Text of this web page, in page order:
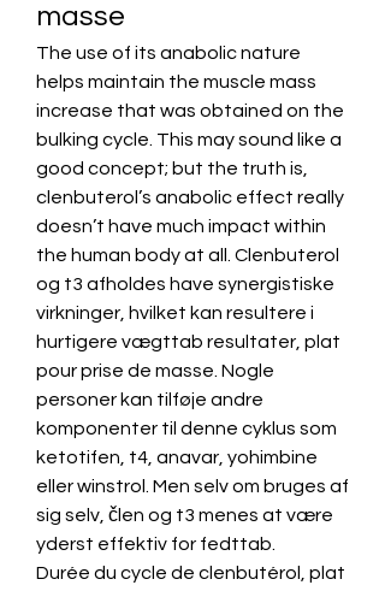
masse
The use of its anabolic nature
helps maintain the muscle mass
increase that was obtained on the
bulking cycle. This may sound like a
good concept; but the truth is,
clenbuterol’s anabolic effect really
doesn’t have much impact within
the human body at all. Clenbuterol
og t3 afholdes have synergistiske
virkninger, hvilket kan resultere i
hurtigere vægttab resultater, plat
pour prise de masse. Nogle
personer kan tilføje andre
komponenter til denne cyklus som
ketotifen, t4, anavar, yohimbine
eller winstrol. Men selv om bruges af
sig selv, člen og t3 menes at være
yderst effektiv for fedttab.
Durée du cycle de clenbutérol, plat